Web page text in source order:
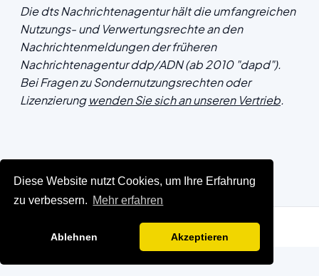
Diese Website nutzt Cookies, um Ihre Erfahrung
zu verbessern. Mehr erfahren
Ablehnen Akzeptieren
Die dts Nachrichtenagentur hält die umfangreichen
Nutzungs- und Verwertungsrechte an den
Nachrichtenmeldungen der früheren
Nachrichtenagentur ddp/ADN (ab 2010 "dapd").
Bei Fragen zu Sondernutzungsrechten oder
Lizenzierungwenden Sie sich an unseren Vertrieb.